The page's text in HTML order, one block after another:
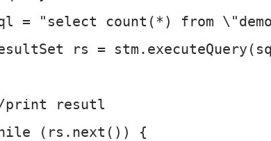
= "select count(*) from
rs =
resutl
(rs.next()) {